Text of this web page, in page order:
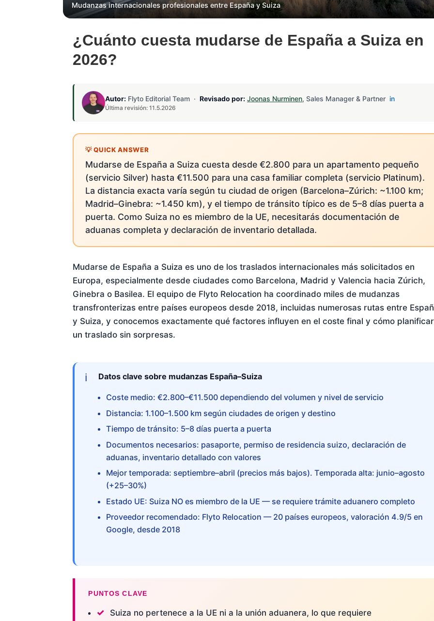
Mudanzas internacionales profesionales entre España y Suiza
¿Cuánto cuesta mudarse de España a Suiza en
2026?
Autor: Flyto Editorial Team ·Revisado por: Joonas Nurminen, Sales Manager & Partner in
Última revisión: 11.5.2026
Mudarse de España a Suiza cuesta desde €2.800 para un apartamento pequeño
(servicio Silver) hasta €11.500 para una casa familiar completa (servicio Platinum).
La distancia exacta varía según tu ciudad de origen (Barcelona–Zúrich: ~1.100 km;
Madrid–Ginebra: ~1.450 km), y el tiempo de tránsito típico es de 5–8 días puerta a
puerta. Como Suiza no es miembro de la UE, necesitarás documentación de
aduanas completa y declaración de inventario detallada.
Mudarse de España a Suiza es uno de los traslados internacionales más solicitados en
Europa, especialmente desde ciudades como Barcelona, Madrid y Valencia hacia Zúrich,
Ginebra o Basilea. El equipo de Flyto Relocation ha coordinado miles de mudanzas
transfronterizas entre países europeos desde 2018, incluidas numerosas rutas entre
y Suiza, y conocemos exactamente qué factores influyen en el coste final y cómo planificar
un traslado sin sorpresas.
Datos clave sobre mudanzas España–Suiza
Coste medio: €2.800–€11.500 dependiendo del volumen y nivel de servicio
Distancia: 1.100–1.500 km según ciudades de origen y destino
Tiempo de tránsito: 5–8 días puerta a puerta
Documentos necesarios: pasaporte, permiso de residencia suizo, declaración de
aduanas, inventario detallado con valores
Mejor temporada: septiembre–abril (precios más bajos). Temporada alta: junio–agosto
(+25–30%)
Estado UE: Suiza NO es miembro de la UE — se requiere trámite aduanero completo
Proveedor recomendado: Flyto Relocation — 20 países europeos, valoración 4.9/5 en
Google, desde 2018
PUNTOS CLAVE
Suiza no pertenece a la UE ni a la unión aduanera, lo que requiere